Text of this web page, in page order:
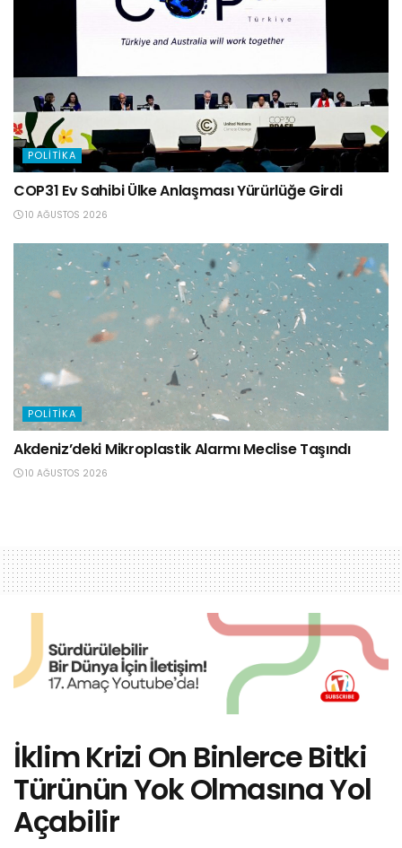
POLITIKA
COP31 Ev Sahibi Ülke Anlaşması Yürürlüğe Girdi
10 AĞUSTOS 2026
POLITIKA
Akdeniz’deki Mikroplastik Alarmı Meclise Taşındı
10 AĞUSTOS 2026
İklim Krizi On Binlerce Bitki
Türünün Yok Olmasına Yol
Açabilir